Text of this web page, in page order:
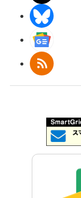
RSS